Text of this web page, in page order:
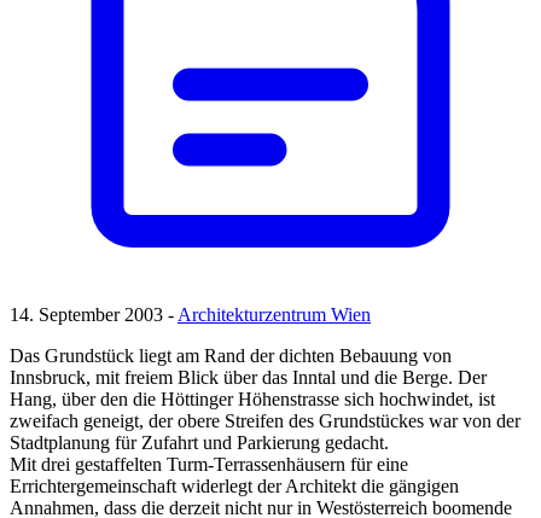
14. September 2003 -Architekturzentrum Wien
Das Grundstück liegt am Rand der dichten Bebauung von
Innsbruck, mit freiem Blick über das Inntal und die Berge. Der
Hang, über den die Höttinger Höhenstrasse sich hochwindet, ist
zweifach geneigt, der obere Streifen des Grundstückes war von der
Stadtplanung für Zufahrt und Parkierung gedacht.
Mit drei gestaffelten Turm-Terrassenhäusern für eine
Errichtergemeinschaft widerlegt der Architekt die gängigen
Annahmen, dass die derzeit nicht nur in Westösterreich boomende